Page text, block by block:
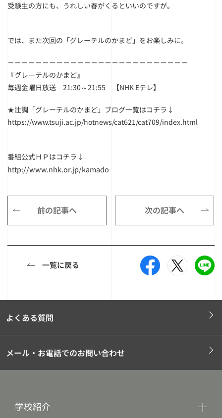
受験生の方にも、うれしい春がくるといいのですが。
では、また次回の「グレーテルのかまど」をお楽しみに。
－－－－－－－－－－－－－－－－－－－－－－－－－－
『グレーテルのかまど』
毎週金曜日放送 21:30～21:55 【NHK Eテレ】
★辻調「グレーテルのかまど」ブログ一覧はコチラ↓
https://www.tsuji.ac.jp/hotnews/cat621/cat709/index.html
番組公式ＨＰはコチラ↓
http://www.nhk.or.jp/kamado
前の記事へ 次の記事へ
一覧に戻る
よくある質問
メール・お電話でのお問い合わせ
学校紹介